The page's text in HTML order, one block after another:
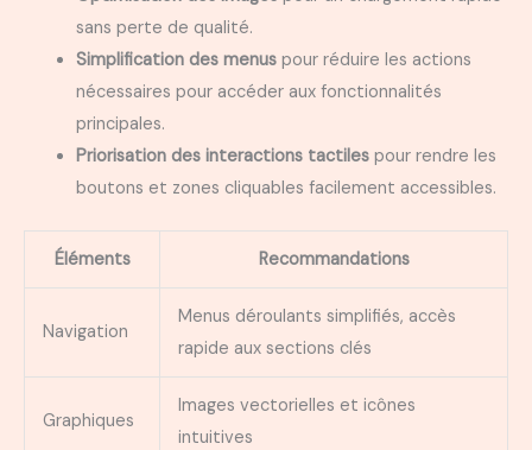
sans perte de qualité.
Simplification des menuspour réduire les actions
nécessaires pour accéder aux fonctionnalités
principales.
Priorisation des interactions tactilespour rendre les
boutons et zones cliquables facilement accessibles.
Éléments Recommandations
Navigation
Menus déroulants simplifiés, accès
rapide aux sections clés
Graphiques
Images vectorielles et icônes
intuitives